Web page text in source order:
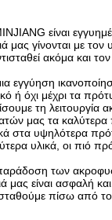
είναι
γίνονται με
ακόμα και
εγγύηση
ή όχι μέχρι τα
τη λειτουργία
μας τα
στα υψηλότερα
υλικά, οι πιό
των
μας είναι ασφαλή
πίσω από